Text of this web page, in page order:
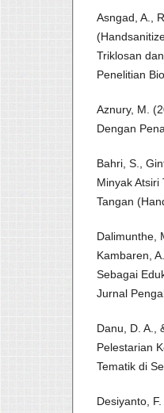
Asngad, A.,
Triklosan
Penelitian
Aznury, M.
Dengan
Bahri, S.,
Minyak Atsiri
Tangan
Dalimunthe,
Kambaren,
Sebagai
Jurnal
Danu, D. A.,
Pelestarian
Tematik di
Desiyanto,